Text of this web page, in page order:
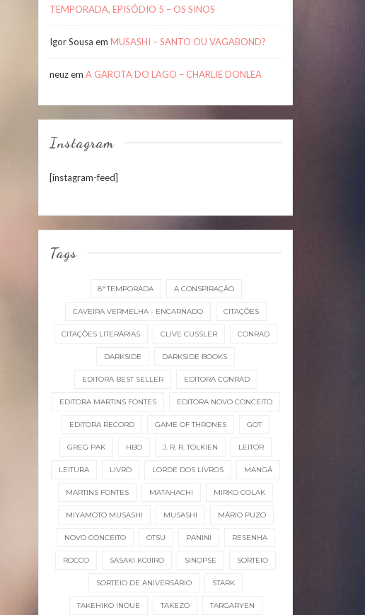
TEMPORADA, EPISÓDIO 5 – OS SINOS
Igor Sousa em MUSASHI – SANTO OU VAGABOND?
neuzem A GAROTA DO LAGO – CHARLIE DONLEA
Instagram
[instagram-feed]
Tags
8ª TEMPORADA A CONSPIRAÇÃO
CAVEIRA VERMELHA - ENCARNADO CITAÇÕES
CITAÇÕES LITERÁRIAS CLIVE CUSSLER CONRAD
DARKSIDE DARKSIDE BOOKS
EDITORA BEST SELLER EDITORA CONRAD
EDITORA MARTINS FONTES EDITORA NOVO CONCEITO
EDITORA RECORD GAME OF THRONES GOT
GREG PAK HBO J. R. R. TOLKIEN LEITOR
LEITURA LIVRO LORDE DOS LIVROS MANGÁ
MARTINS FONTES MATAHACHI MIRKO COLAK
MIYAMOTO MUSASHI MUSASHI MÁRIO PUZO
NOVO CONCEITO OTSU PANINI RESENHA
ROCCO SASAKI KOJIRO SINOPSE SORTEIO
SORTEIO DE ANIVERSÁRIO STARK
TAKEHIKO INOUE TAKEZO TARGARYEN